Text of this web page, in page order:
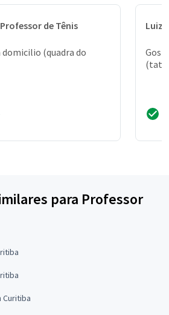
Professor de Tênis
(quadra do
Luiz
para Professor
Curitiba